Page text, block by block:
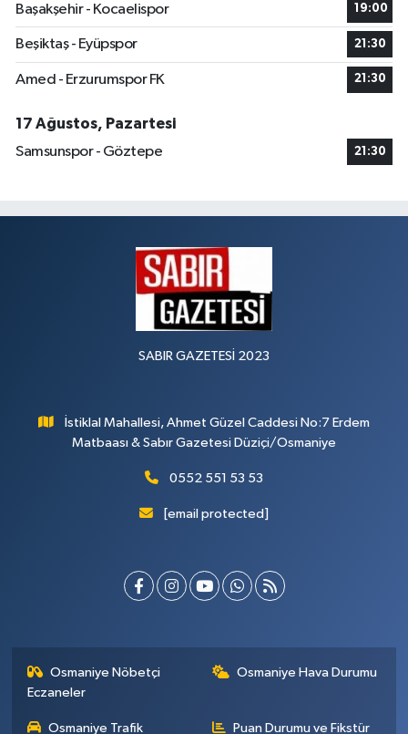
Başakşehir - Kocaelispor
19:00
Beşiktaş - Eyüpspor 21:30
Amed - Erzurumspor FK 21:30
17 Ağustos, Pazartesi
Samsunspor - Göztepe
21:30
SABIR GAZETESİ 2023
İstiklal Mahallesi, Ahmet Güzel Caddesi No:7 Erdem
Matbaası & Sabır Gazetesi Düziçi/Osmaniye
0552 551 53 53
[email protected]
Osmaniye Nöbetçi
Eczaneler
Osmaniye Hava Durumu
Osmaniye Trafik Puan Durumu ve Fikstür